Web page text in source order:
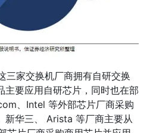
三家交换机厂商拥有自研交换
主要应用自研芯片，同时也在部
、Intel 等外部芯片厂商采购
新华三、 Arista 等厂商主要从